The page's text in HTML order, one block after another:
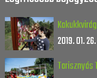
2019. 01. 26.
Tarisznyás